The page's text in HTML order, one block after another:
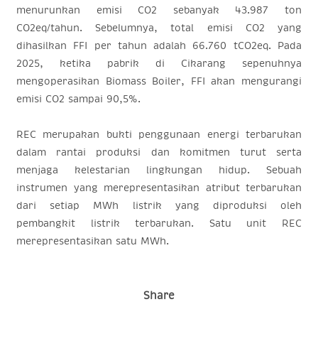
menurunkan emisi CO2 sebanyak 43.987 ton
CO2eq/tahun. Sebelumnya, total emisi CO2 yang
dihasilkan FFI per tahun adalah 66.760 tCO2eq.
Pada
2025, ketika pabrik di Cikarang sepenuhnya
mengoperasikan Biomass Boiler, FFI akan mengurangi
emisi CO2 sampai 90,5%.
REC merupakan bukti penggunaan energi terbarukan
dalam rantai produksi dan komitmen turut serta
menjaga kelestarian lingkungan hidup. Sebuah
instrumen yang merepresentasikan atribut terbarukan
dari setiap MWh listrik yang diproduksi oleh
pembangkit listrik terbarukan. Satu unit REC
merepresentasikan satu MWh.
Share